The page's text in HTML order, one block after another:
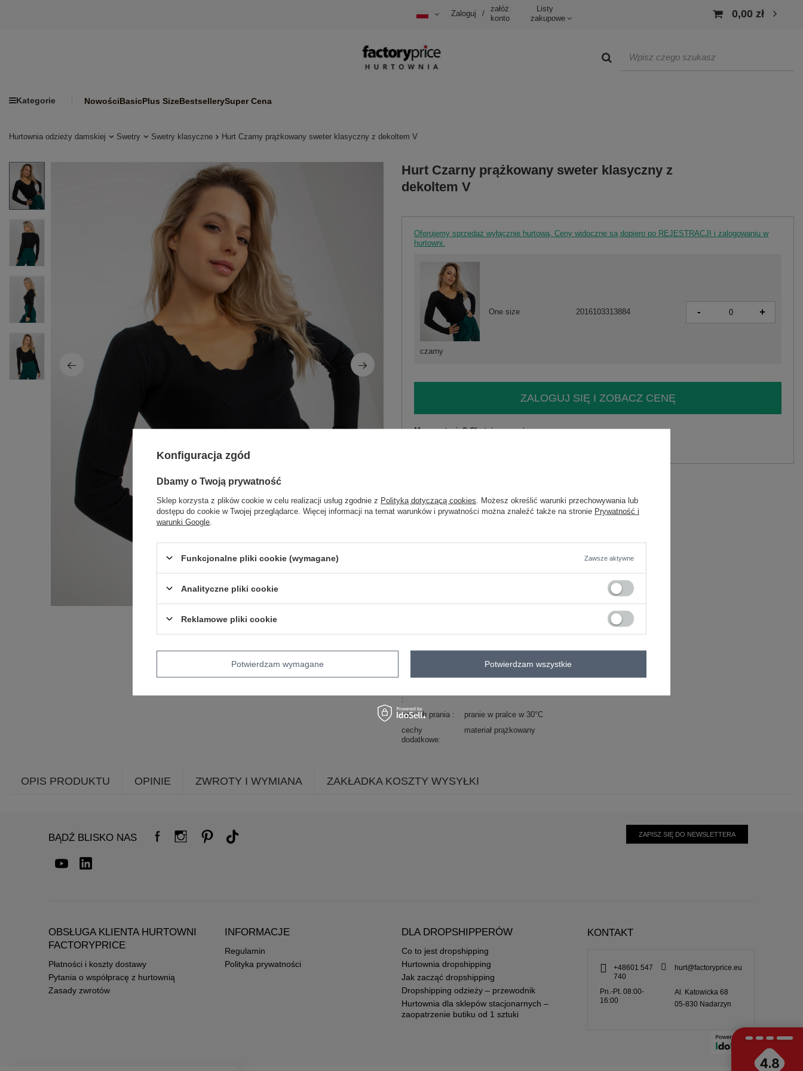
Zaloguj /
załóż
konto
Listy
zakupowe
0,00 zł
Kategorie NowościBasicPlus SizeBestsellerySuper Cena
Hurtownia odzieży damskiej Swetry Swetry klasyczne Hurt Czarny prążkowany sweter klasyczny z dekoltem V
Hurt Czarny prążkowany sweter klasyczny z
dekoltem V
Oferujemy sprzedaż wyłącznie hurtową. Ceny widoczne są dopiero po REJESTRACJI i zalogowaniu w
hurtowni.
czarny
One size 2016103313884 - +
ZALOGUJ SIĘ I ZOBACZ CENĘ
Masz pytanie? Chętnie pomożemy.
Kod produktu
NM-SW-C-3107-3.28X
sposób prania
pranie w pralce w 30°C
cechy
dodatkowe
materiał prążkowany
OPIS PRODUKTU OPINIE ZWROTY I WYMIANA ZAKŁADKA KOSZTY WYSYŁKI
BĄDŹ BLISKO NAS ZAPISZ SIĘ DO NEWSLETTERA
OBSŁUGA KLIENTA HURTOWNI
FACTORYPRICE
Płatności i koszty dostawy
Pytania o współpracę z hurtownią
Zasady zwrotów
INFORMACJE
Regulamin
Polityka prywatności
DLA DROPSHIPPERÓW
Co to jest dropshipping
Hurtownia dropshipping
Jak zacząć dropshipping
Dropshipping odzieży – przewodnik
Hurtownia dla sklepów stacjonarnych –
zaopatrzenie butiku od 1 sztuki
KONTAKT
+48601 547
740
hurt@factoryprice.eu
Pn.-Pt. 08:00-
16:00
Al. Katowicka 68
05-830 Nadarzyn
4.8
Konfiguracja zgód
Dbamy o Twoją prywatność
Sklep korzysta z plików cookie w celu realizacji usług zgodnie z Polityką dotyczącą cookies . Możesz określić warunki przechowywania lub
dostępu do cookie w Twojej przeglądarce. Więcej informacji na temat warunków i prywatności można znaleźć także na stronie Prywatność i
warunki Google
Funkcjonalne pliki cookie (wymagane) Zawsze aktywne
Analityczne pliki cookie
Reklamowe pliki cookie
Potwierdzam wymagane Potwierdzam wszystkie